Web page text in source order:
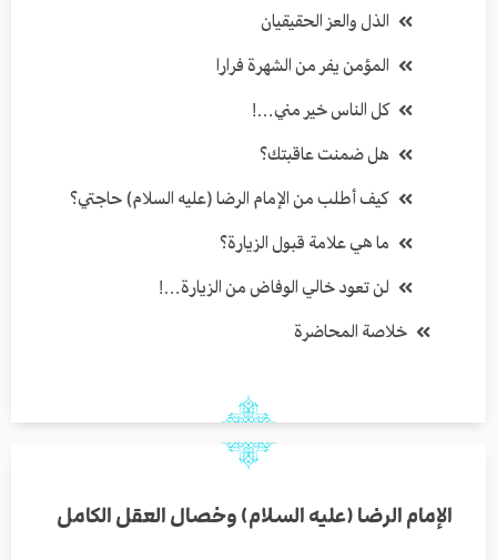
الذل والعز الحقيقيان
المؤمن يفر من الشهرة فرارا
كل الناس خير مني…!
هل ضمنت عاقبتك؟
كيف أطلب من الإمام الرضا (عليه السلام) حاجتي؟
ما هي علامة قبول الزيارة؟
لن تعود خالي الوفاض من الزيارة…!
خلاصة المحاضرة
الإمام الرضا (عليه السلام) وخصال العقل الكامل